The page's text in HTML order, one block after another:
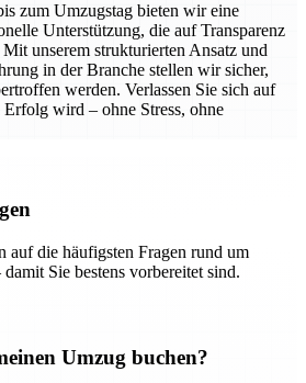
zum Umzugstag bieten wir eine
Unterstützung, die auf Transparenz
unserem strukturierten Ansatz und
in der Branche stellen wir sicher,
werden. Verlassen Sie sich auf
wird – ohne Stress, ohne
die häufigsten Fragen rund um
Sie bestens vorbereitet sind.
Umzug buchen?